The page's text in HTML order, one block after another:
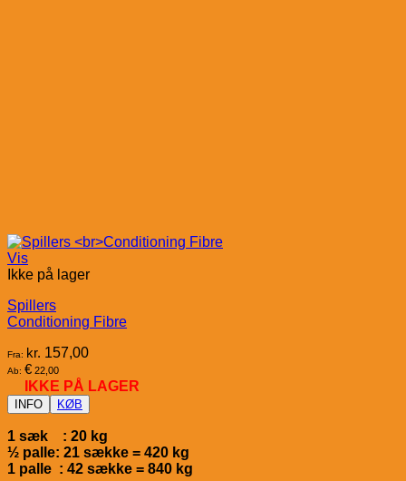
Vis
Ikke på lager
Spillers
Conditioning Fibre
Fra: kr. 157,00
Ab: € 22,00
IKKE PÅ LAGER
INFO KØB
1 sæk : 20 kg
½ palle: 21 sække = 420 kg
1 palle : 42 sække = 840 kg